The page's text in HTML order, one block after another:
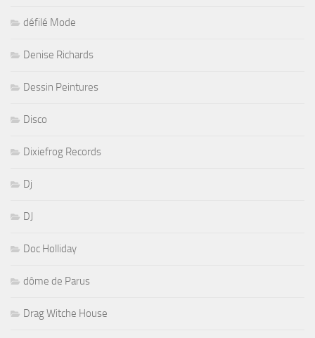
défilé Mode
Denise Richards
Dessin Peintures
Disco
Dixiefrog Records
Dj
DJ
Doc Holliday
dôme de Parus
Drag Witche House